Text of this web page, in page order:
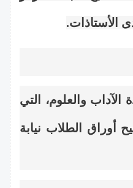
الأستاذات.
والعلوم، التي
الطلاب نيابة